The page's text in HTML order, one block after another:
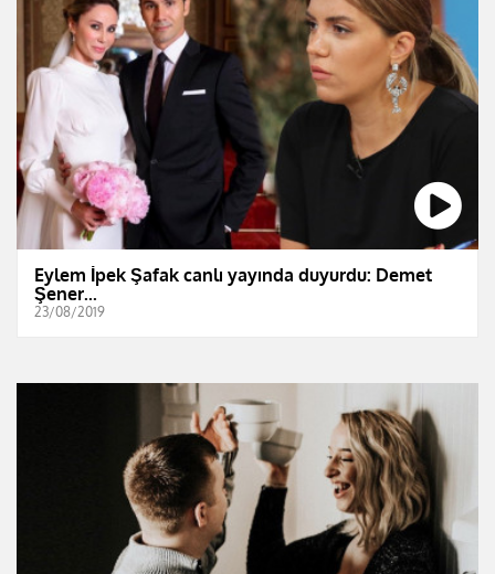
Eylem İpek Şafak canlı yayında duyurdu: Demet
Şener...
23/08/2019